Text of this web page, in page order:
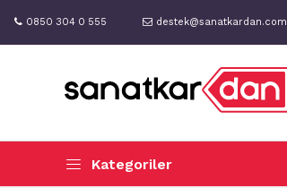
0850 304 0 555 destek@sanatkardan.com
Kategoriler